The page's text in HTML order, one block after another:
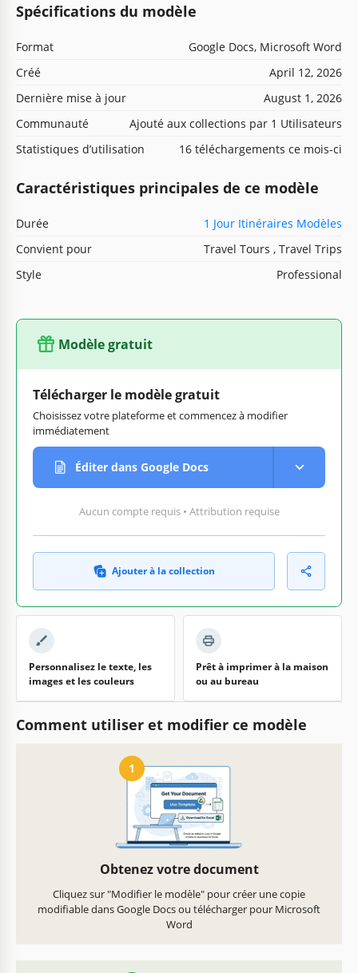
Spécifications du modèle
Format
Google Docs, Microsoft Word
Créé
April 12, 2026
Dernière mise à jour
August 1, 2026
Communauté
Ajouté aux collections par 1 Utilisateurs
Statistiques d’utilisation
16 téléchargements ce mois-ci
Caractéristiques principales de ce modèle
Durée
1 Jour Itinéraires Modèles
Convient pour
Travel Tours , Travel Trips
Style
Professional
Modèle gratuit
Télécharger le modèle gratuit
Choisissez votre plateforme et commencez à modifier
immédiatement
Éditer dans Google Docs
Aucun compte requis • Attribution requise
Ajouter à la collection
Personnalisez le texte, les
images et les couleurs
Prêt à imprimer à la maison
ou au bureau
Comment utiliser et modifier ce modèle
1
Obtenez votre document
Cliquez sur "Modifier le modèle" pour créer une copie
modifiable dans Google Docs ou télécharger pour Microsoft
Word